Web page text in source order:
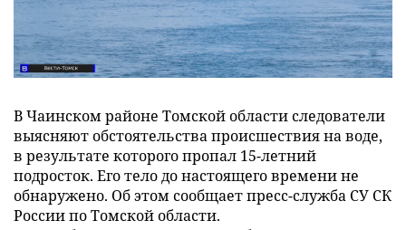
В Чаинском районе Томской области следователи
выясняют обстоятельства происшествия на воде,
в результате которого пропал 15-летний
подросток. Его тело до настоящего времени не
обнаружено. Об этом сообщает пресс-служба СУ СК
России по Томской области.